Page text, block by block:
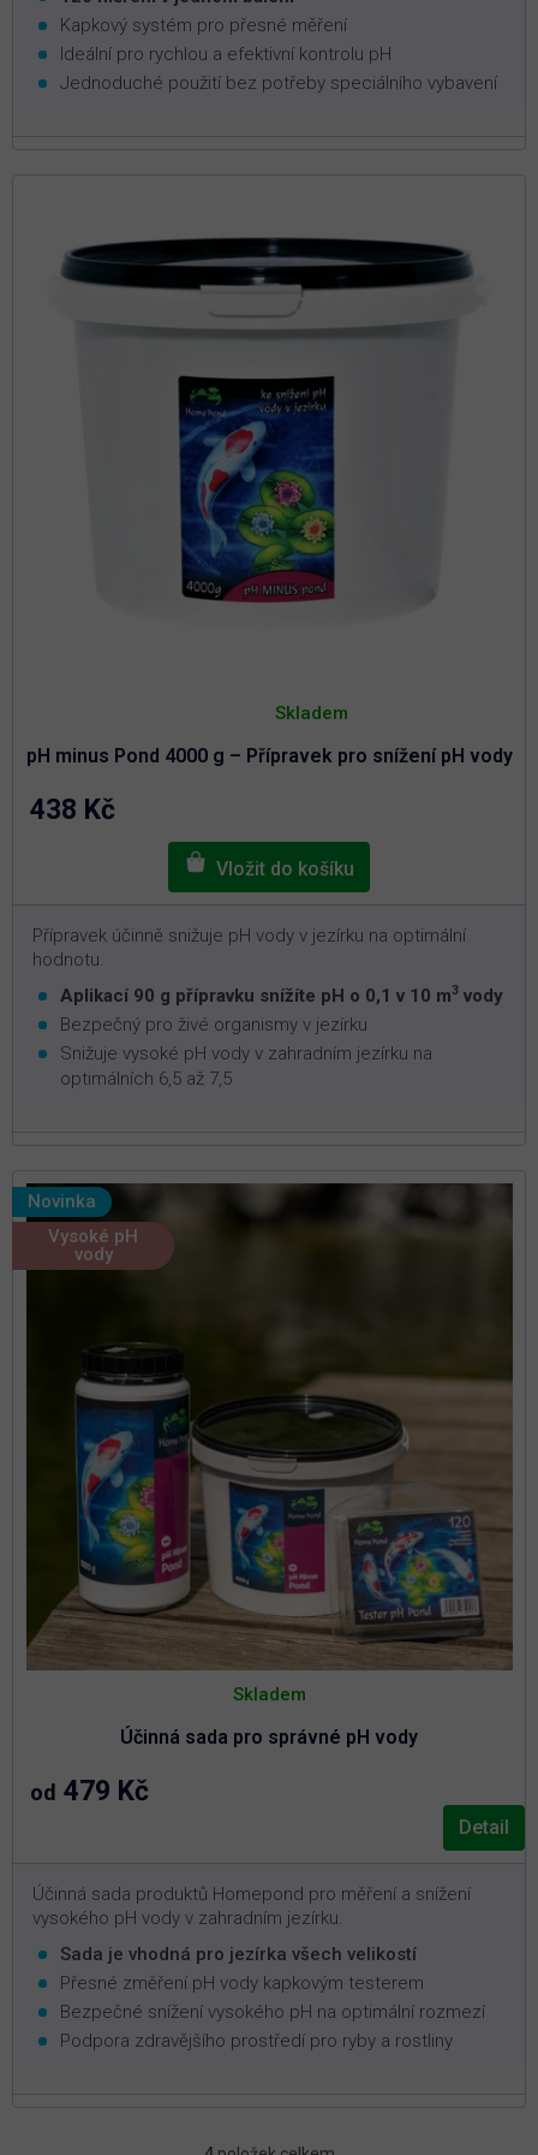
Kapkový systém pro přesné měření
Ideální pro rychlou a efektivní kontrolu pH
Jednoduché použití bez potřeby speciálního vybavení
pH minus Pond 4000 g – Přípravek pro snížení pH vody
hodnocení
5,0
Skladem
438 Kč
Přípravek účinně snižuje pH vody v jezírku na optimální
hodnotu.
Aplikací 90 g přípravku snížíte pH o 0,1 v 10 m3 vody
Bezpečný pro živé organismy v jezírku
Snižuje vysoké pH vody v zahradním jezírku na
optimálních 6,5 až 7,5
Novinka
Vysoké pH
vody
Účinná sada pro správné pH vody
Skladem
od 479 Kč
Detail
Účinná sada produktů Homepond pro měření a snížení
vysokého pH vody v zahradním jezírku.
Sada je vhodná pro jezírka všech velikostí
Přesné změření pH vody kapkovým testerem
Bezpečné snížení vysokého pH na optimální rozmezí
Podpora zdravějšího prostředí pro ryby a rostliny